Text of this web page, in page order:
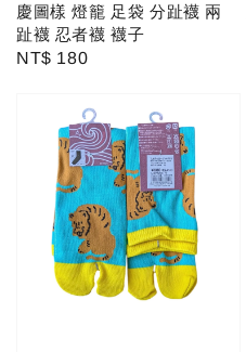
慶圖樣 燈籠 足袋 分趾襪 兩
趾襪 忍者襪 襪子
Regular
NT$ 180